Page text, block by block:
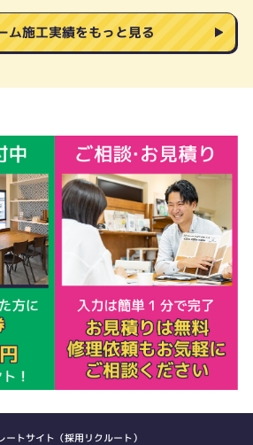
ム施工実績をもっと見る
ートサイト（採用リクルート）